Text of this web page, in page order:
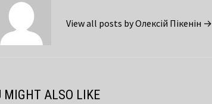
View all posts by Олексій Пікенін →
MIGHT ALSO LIKE